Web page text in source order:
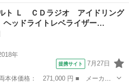
ルト ■ グレード名： Ｌ ディス
ラ 衝突被害軽減ブレーキサポート
ト Ｌ ＣＤラジオ アイドリング
ッドライトレベライザー…
年
提携サイト 7月27日